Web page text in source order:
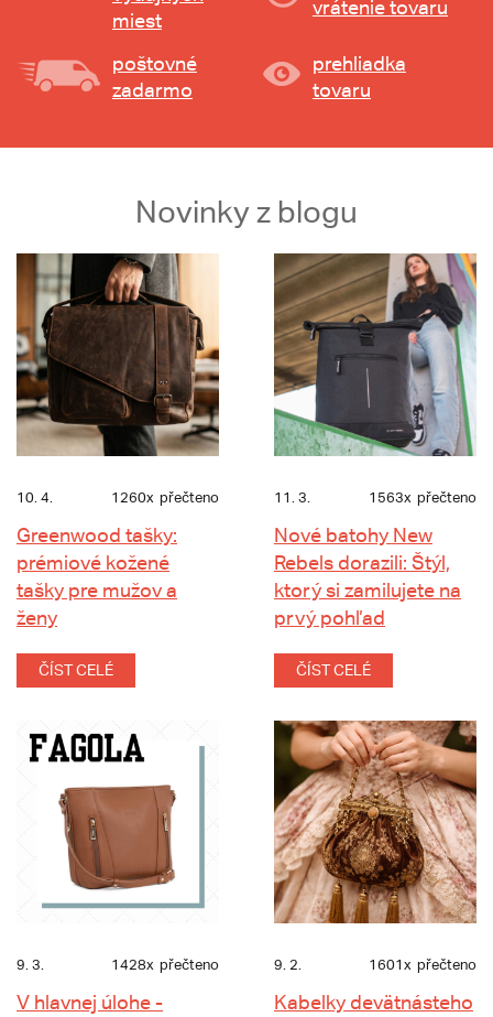
miest
vrátenie tovaru
poštovné
zadarmo
prehliadka
tovaru
Novinky z blogu
10. 4. 1260x přečteno
Greenwood tašky:
prémiové kožené
tašky pre mužov a
ženy
ČÍST CELÉ
11. 3. 1563x přečteno
Nové batohy New
Rebels dorazili: Štýl,
ktorý si zamilujete na
prvý pohľad
ČÍST CELÉ
9. 3. 1428x přečteno
V hlavnej úlohe -
9. 2. 1601x přečteno
Kabelky devätnásteho